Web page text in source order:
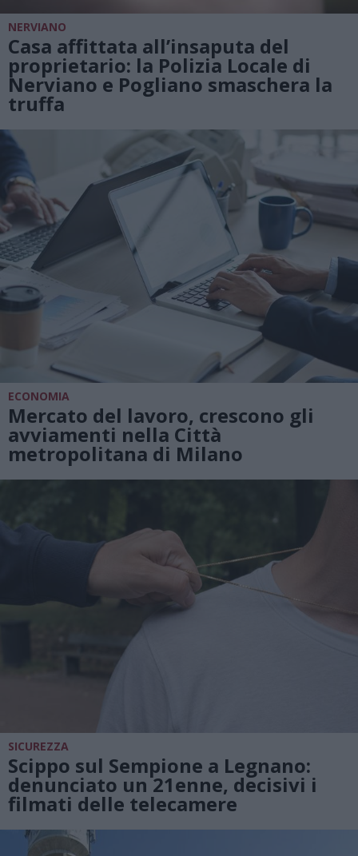
NERVIANO
Casa affittata all’insaputa del
proprietario: la Polizia Locale di
Nerviano e Pogliano smaschera la
truffa
ECONOMIA
Mercato del lavoro, crescono gli
avviamenti nella Città
metropolitana di Milano
SICUREZZA
Scippo sul Sempione a Legnano:
denunciato un 21enne, decisivi i
filmati delle telecamere